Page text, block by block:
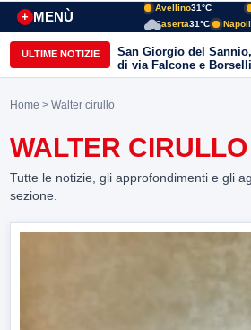
MENÙ
+
Avellino31°C
Caserta31°C Napoli
ULTIME NOTIZIE
San Giorgio del
di via Falcone e
Lombardi replicano
Home > Walter cirullo
WALTER CIRULLO
Tutte le notizie, gli approfondimenti e gli
sezione.